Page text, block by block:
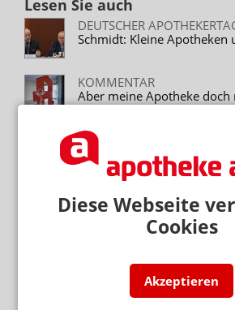
Diese Webseite
Cookies
Akzeptieren
Lesen Sie auch
DEUTSCHER
Schmidt: Kleine Apotheken
KOMMENTAR
Aber meine Apotheke doch
PERSONALMANGEL
Jede fünfte Apotheke
APOTHEKENHONORAR
Gröhe kommt mit
Dünnes Antragsbuch:
Qualbeteiligung